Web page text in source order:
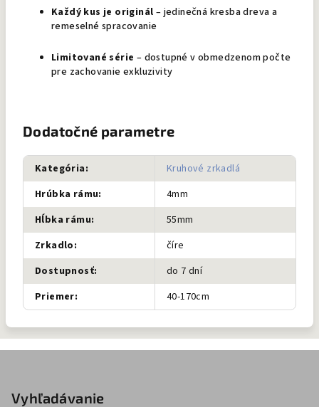
Každý kus je originál – jedinečná kresba dreva a
remeselné spracovanie
Limitované série – dostupné v obmedzenom počte
pre zachovanie exkluzivity
Dodatočné parametre
Kategória:
Kruhové zrkadlá
Hrúbka rámu:
4mm
Hĺbka rámu:
55mm
Zrkadlo:
číre
Dostupnosť:
do 7 dní
Priemer: 40-170cm
Vyhľadávanie